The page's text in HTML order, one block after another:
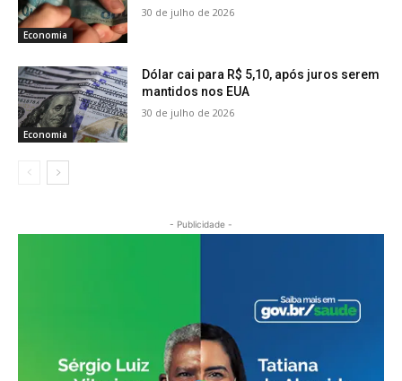
Economia
30 de julho de 2026
Economia
Dólar cai para R$ 5,10, após juros serem
mantidos nos EUA
30 de julho de 2026
- Publicidade -